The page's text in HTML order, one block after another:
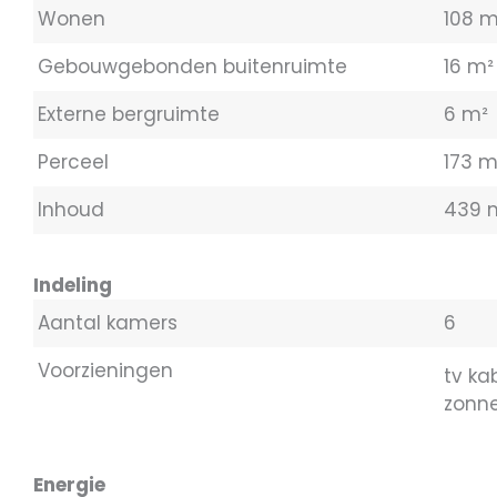
Wonen
108
Gebouwgebonden buitenruimte
16 m²
Externe bergruimte
6 m²
Perceel
173
Inhoud
439
Indeling
Aantal kamers
6
Voorzieningen
tv
Energie